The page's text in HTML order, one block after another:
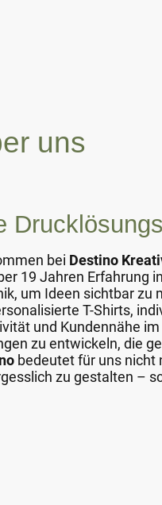
uns
bei Destino
19 Jahren Erfahrung
um Ideen sichtbar zu
T-Shirts,
und Kundennähe
zu entwickeln, die
bedeutet für uns nicht
zu gestalten –